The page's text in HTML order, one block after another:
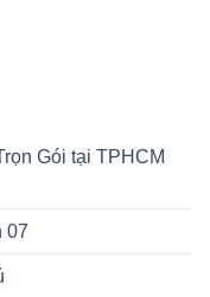
Gói tại TPHCM
07